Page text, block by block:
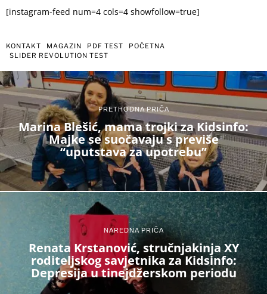
[instagram-feed num=4 cols=4 showfollow=true]
KONTAKT MAGAZIN PDF TEST
POČETNA
SLIDER REVOLUTION TEST
PRETHODNA PRIČA
Marina Blešić, mama trojki za Kidsinfo:
Majke se suočavaju s previše
“uputstava za upotrebu”
NAREDNA PRIČA
Renata Krstanović, stručnjakinja XY
roditeljskog savjetnika za Kidsinfo:
Depresija u tinejdžerskom periodu